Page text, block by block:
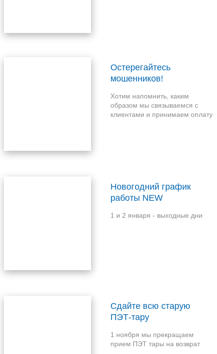
Остерегайтесь
мошенников!
Хотим напомнить, каким
образом мы связываемся с
клиентами и принимаем оплату
Новогодний график
работы NEW
1 и 2 января - выходные дни
Сдайте всю старую
ПЭТ-тару
1 ноября мы прекращаем
прием ПЭТ тары на возврат